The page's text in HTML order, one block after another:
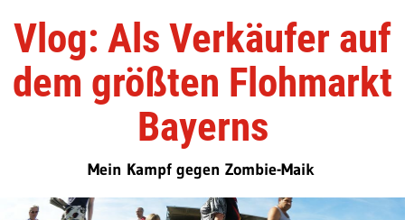
Vlog: Als Verkäufer auf
dem größten Flohmarkt
Bayerns
Mein Kampf gegen Zombie-Maik